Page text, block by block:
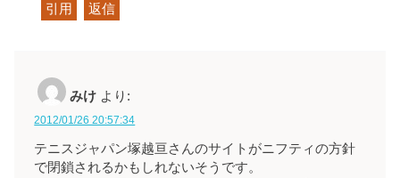
引用 返信
みけ より:
2012/01/26 20:57:34
テニスジャパン塚越亘さんのサイトがニフティの方針
で閉鎖されるかもしれないそうです。